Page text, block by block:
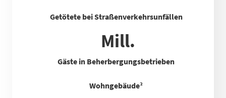
Getötete bei Straßenverkehrsunfällen
Mill.
Gäste in Beherbergungsbetrieben
Wohngebäude²